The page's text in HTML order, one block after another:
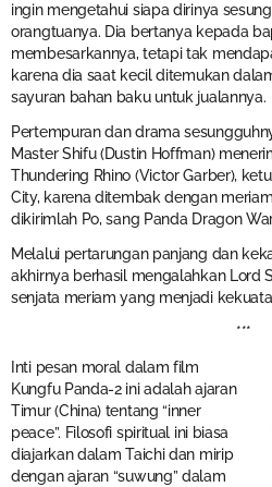
ingin mengetahui siapa dirinya
orangtuanya. Dia bertanya kepada
membesarkannya, tetapi tak
karena dia saat kecil ditemukan
sayuran bahan baku untuk jualannya.
Pertempuran dan drama
Master Shifu (Dustin Hoffman)
Thundering Rhino (Victor Garber),
City, karena ditembak dengan
dikirimlah Po, sang Panda Dragon
Melalui pertarungan panjang dan
akhirnya berhasil mengalahkan Lord
senjata meriam yang menjadi
***
Inti pesan moral dalam film
Kungfu Panda-2 ini adalah ajaran
Timur (China) tentang “inner
peace”. Filosofi spiritual ini biasa
diajarkan dalam Taichi dan mirip
dengan ajaran “suwung” dalam